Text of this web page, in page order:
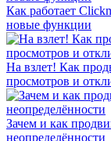
Как работает
новые функции
На взлет! Как
просмотров и
Зачем и как
неопределённости